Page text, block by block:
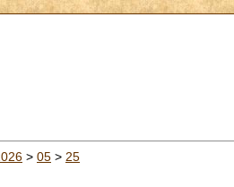
> 05 > 25